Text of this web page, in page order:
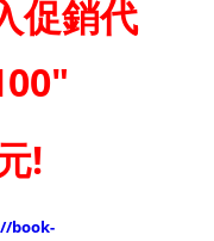
促銷代
!
book-